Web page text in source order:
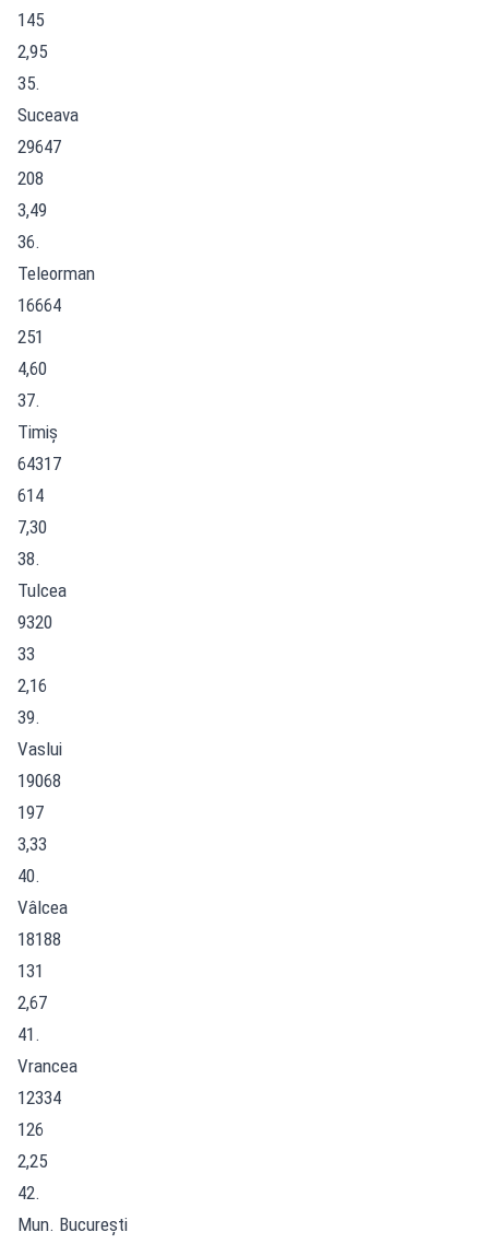
145
2,95
35.
Suceava
29647
208
3,49
36.
Teleorman
16664
251
4,60
37.
Timiș
64317
614
7,30
38.
Tulcea
9320
33
2,16
39.
Vaslui
19068
197
3,33
40.
Vâlcea
18188
131
2,67
41.
Vrancea
12334
126
2,25
42.
Mun. București